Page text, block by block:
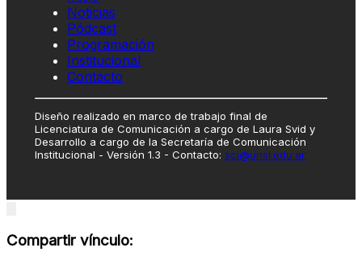
Noticias
Pódcast
Programación
Institucional
Contacto
Diseño realizado en marco de trabajo final de
Licenciatura de Comunicación a cargo de Laura Svid y
Desarrollo a cargo de la Secretaría de Comunicación
Institucional - Versión 1.3 - Contacto: sci@unsl.edu.ar
modal
Compartir vínculo: